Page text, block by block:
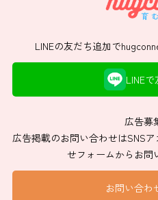
LINEの友だち追加で
LINE
広告募
広告掲載のお問い合わせはSNS
せフォームからお問
お問い合わ